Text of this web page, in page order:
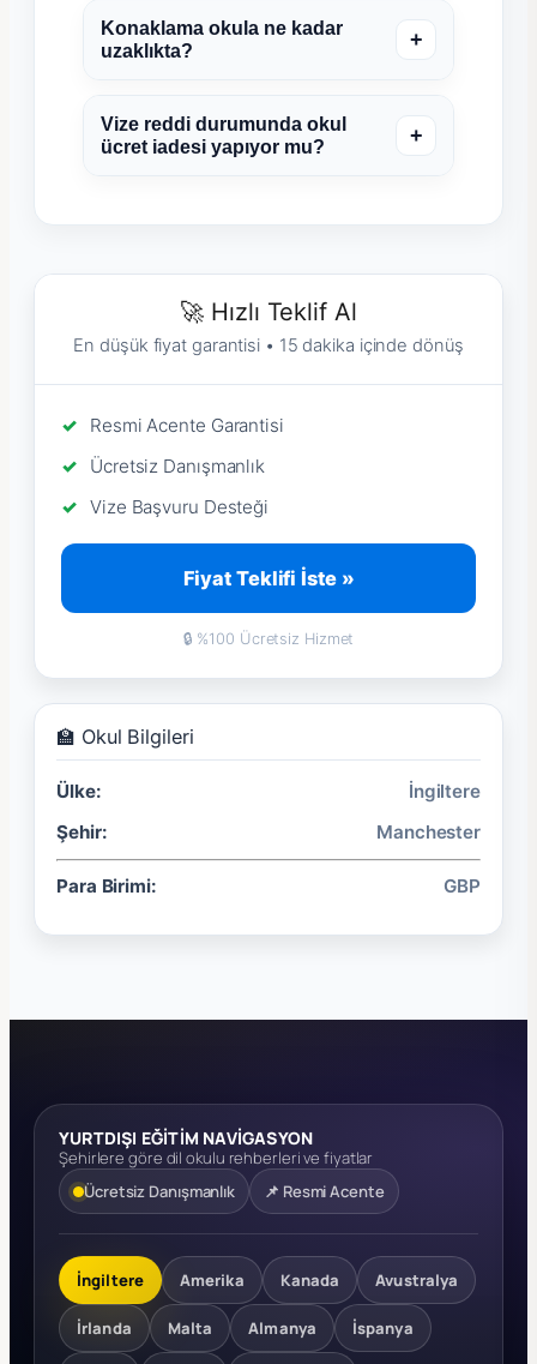
Konaklama okula ne kadar
uzaklıkta?
+
Vize reddi durumunda okul
ücret iadesi yapıyor mu?
+
🚀 Hızlı Teklif Al
En düşük fiyat garantisi • 15 dakika içinde dönüş
Resmi Acente Garantisi
Ücretsiz Danışmanlık
Vize Başvuru Desteği
Fiyat Teklifi İste »
🔒 %100 Ücretsiz Hizmet
🏫 Okul Bilgileri
Ülke:
İngiltere
Şehir:
Manchester
Para Birimi: GBP
YURTDIŞI EĞİTİM NAVİGASYON
Şehirlere göre dil okulu rehberleri ve fiyatlar
Ücretsiz Danışmanlık
📌 Resmi Acente
İngiltere Amerika Kanada Avustralya
İrlanda Malta Almanya İspanya